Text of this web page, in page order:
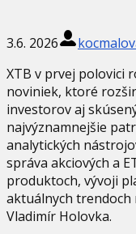
3.6. 2026
XTB v prvej polovici
noviniek, ktoré
investorov aj
najvýznamnejšie
analytických
správa akciových a
produktoch, vývoji
aktuálnych
Vladimír Holovka.